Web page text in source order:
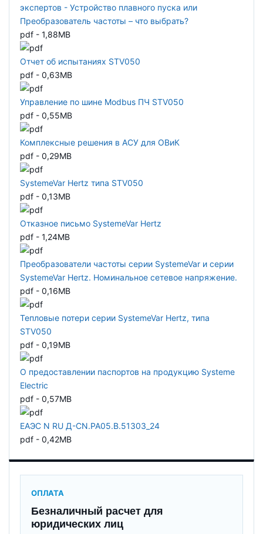
экспертов - Устройство плавного пуска или
Преобразователь частоты – что выбрать?
pdf - 1,88MB
Отчет об испытаниях STV050
pdf - 0,63MB
Управление по шине Modbus ПЧ STV050
pdf - 0,55MB
Комплексные решения в АСУ для ОВиК
pdf - 0,29MB
SystemeVar Hertz типа STV050
pdf - 0,13MB
Отказное письмо SystemeVar Hertz
pdf - 1,24MB
Преобразователи частоты серии SystemeVar и серии
SystemeVar Hertz. Номинальное сетевое напряжение.
pdf - 0,16MB
Тепловые потери серии SystemeVar Hertz, типа
STV050
pdf - 0,19MB
О предоставлении паспортов на продукцию Systeme
Electric
pdf - 0,57MB
ЕАЭС N RU Д-CN.РА05.В.51303_24
pdf - 0,42MB
ОПЛАТА
Безналичный расчет для
юридических лиц